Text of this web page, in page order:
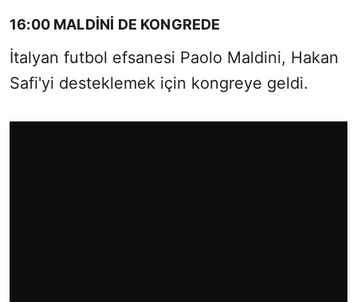
16:00 MALDİNİ DE KONGREDE
İtalyan futbol efsanesi Paolo Maldini, Hakan
Safi'yi desteklemek için kongreye geldi.